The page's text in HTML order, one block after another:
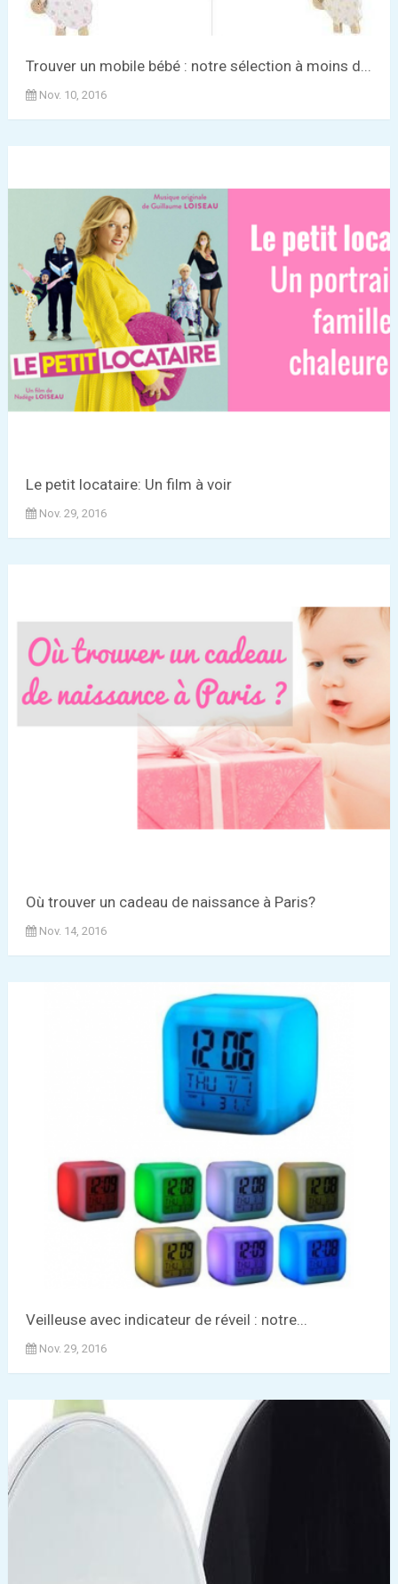
Trouver un mobile bébé : notre sélection à moins d...
Nov. 10, 2016
Le petit locataire: Un film à voir
Nov. 29, 2016
Où trouver un cadeau de naissance à Paris?
Nov. 14, 2016
Veilleuse avec indicateur de réveil : notre...
Nov. 29, 2016